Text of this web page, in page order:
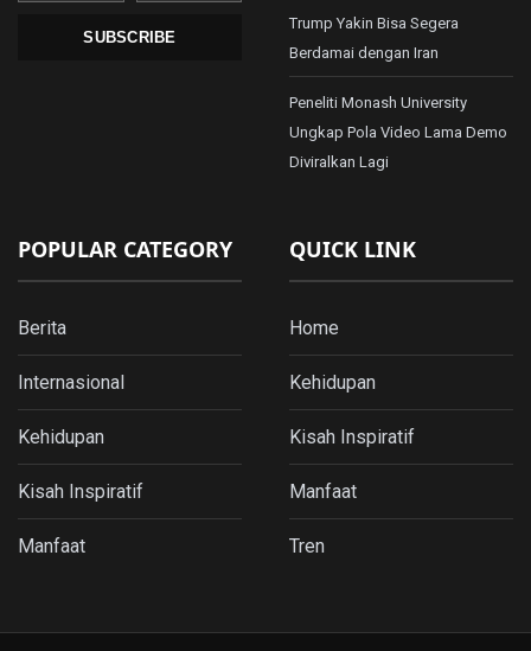
SUBSCRIBE
Trump Yakin Bisa Segera
Berdamai dengan Iran
Peneliti Monash University
Ungkap Pola Video Lama Demo
Diviralkan Lagi
POPULAR CATEGORY
Berita
Internasional
Kehidupan
Kisah Inspiratif
Manfaat
QUICK LINK
Home
Kehidupan
Kisah Inspiratif
Manfaat
Tren